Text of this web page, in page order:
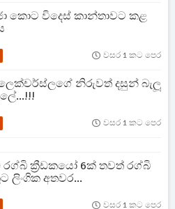
කොට විදෙස් කාන්තාවට කළ
වසර 1 කට පෙර
නිරුවත් දසුන් බැලූ
වසර 1 කට පෙර
ක්‍රීඩකයෝ 6ක් තවත් රග්බි
ලිංගික අතවර...
වසර 1 කට පෙර